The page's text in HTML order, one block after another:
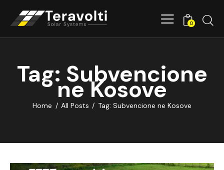
0
Tag: Subvencione
ne Kosove
Home All Posts Tag: Subvencione ne Kosove